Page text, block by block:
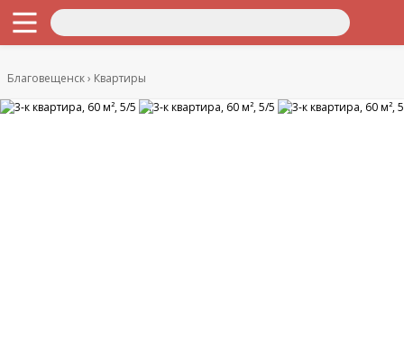
Благовещенск Квартиры